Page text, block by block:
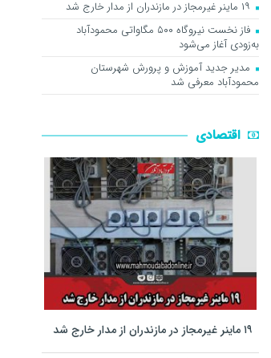
فاز نخست نیروگاه ۵۰۰ مگاواتی محمودآباد
به‌زودی آغاز می‌شود
مدیر جدید آموزش و پرورش شهرستان
محمودآباد معرفی شد
اقتصادی
۱۹ ماینر غیرمجاز در مازندران از مدار خارج شد